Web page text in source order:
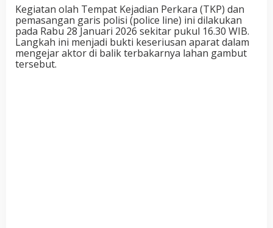
Kegiatan olah Tempat Kejadian Perkara (TKP) dan
pemasangan garis polisi (police line) ini dilakukan
pada Rabu 28 Januari 2026 sekitar pukul 16.30 WIB.
Langkah ini menjadi bukti keseriusan aparat dalam
mengejar aktor di balik terbakarnya lahan gambut
tersebut.